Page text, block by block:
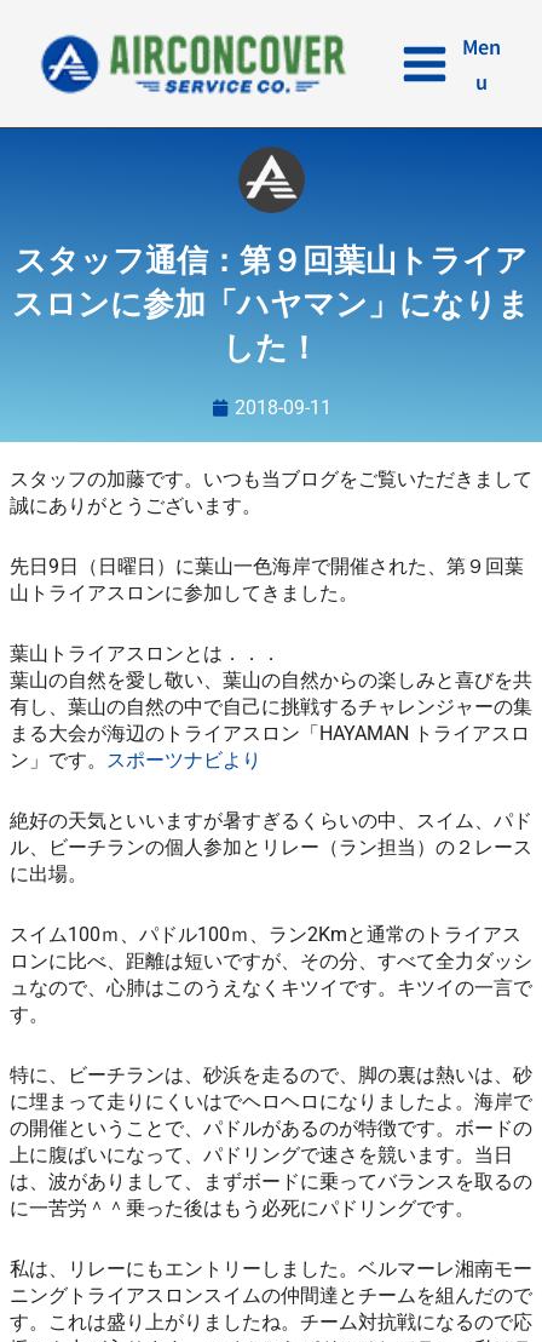
キ
Men
u
スタッフ通信：第９回葉山トライア
スロンに参加「ハヤマン」になりま
した！
2018-09-11
スタッフの加藤です。いつも当ブログをご覧いただきまして
誠にありがとうございます。
先日9日（日曜日）に葉山一色海岸で開催された、第９回葉
山トライアスロンに参加してきました。
葉山トライアスロンとは．．．
葉山の自然を愛し敬い、葉山の自然からの楽しみと喜びを共
有し、葉山の自然の中で自己に挑戦するチャレンジャーの集
まる大会が海辺のトライアスロン「HAYAMAN トライアスロ
ン」です。 スポーツナビより
絶好の天気といいますが暑すぎるくらいの中、スイム、パド
ル、ビーチランの個人参加とリレー（ラン担当）の２レース
に出場。
スイム100ｍ、パドル100ｍ、ラン2Kmと通常のトライアス
ロンに比べ、距離は短いですが、その分、すべて全力ダッシ
ュなので、心肺はこのうえなくキツイです。キツイの一言で
す。
特に、ビーチランは、砂浜を走るので、脚の裏は熱いは、砂
に埋まって走りにくいはでヘロヘロになりましたよ。海岸で
の開催ということで、パドルがあるのが特徴です。ボードの
上に腹ばいになって、パドリングで速さを競います。当日
は、波がありまして、まずボードに乗ってバランスを取るの
に一苦労＾＾乗った後はもう必死にパドリングです。
私は、リレーにもエントリーしました。ベルマーレ湘南モー
ニングトライアスロンスイムの仲間達とチームを組んだので
す。これは盛り上がりましたね。チーム対抗戦になるので応